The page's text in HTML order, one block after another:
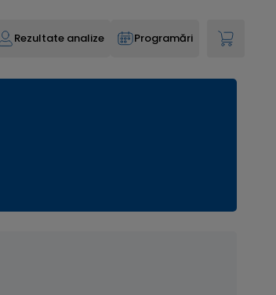
Rezultate analize Programări